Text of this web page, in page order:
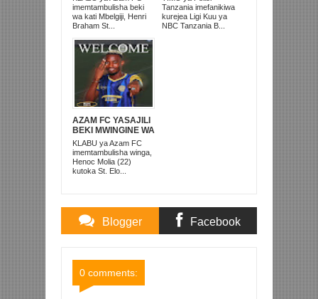
ANACHEZA
AFRIKA KUSINI
imemtambulisha beki
wa kati Mbelgiji, Henri
Braham St...
KUISHUSHA
TANZANIA
PRISONS
Tanzania imefanikiwa
kurejea Ligi Kuu ya
NBC Tanzania B...
AZAM FC YASAJILI
BEKI MWINGINE WA
KATI MKONGO
KUTOKA LUPOPO
KLABU ya Azam FC
imemtambulisha winga,
Henoc Molia (22)
kutoka St. Elo...
Blogger Facebook
0 comments: